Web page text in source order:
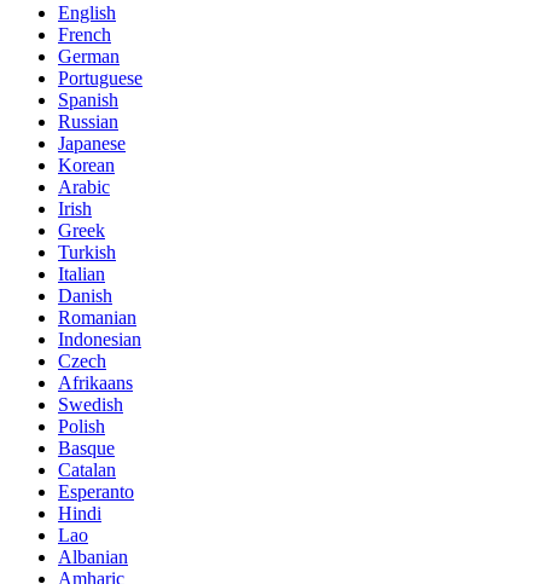
English
French
German
Portuguese
Spanish
Russian
Japanese
Korean
Arabic
Irish
Greek
Turkish
Italian
Danish
Romanian
Indonesian
Czech
Afrikaans
Swedish
Polish
Basque
Catalan
Esperanto
Hindi
Lao
Albanian
Amharic